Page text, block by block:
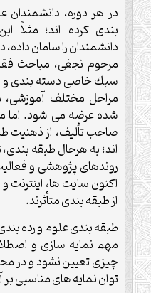
در هر دوره،
بندى كرده اند؛ مثلاً
دانشمندان را سامان
مرحوم نجفى، مباحث
سبك خاصى دسته بندى و
مراحل مختلف
شده عرضه مى شود. اما
صاحب تأليف، از ذهنيت
اند؛ به هرحال طبقه
روندهاى پژوهشى و
اكنون سايت ها،
از طبقه بندى متأثرند.
طبقه بندى علوم و رده
مهم نمايه سازى و
چيزى تعيين نشود و در
توان نمايه هاى مناسبى